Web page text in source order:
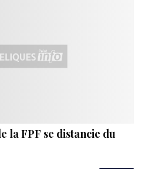
la FPF se distancie du